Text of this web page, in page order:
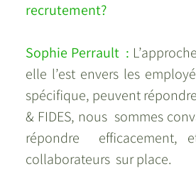
recrutement?
Sophie Perrault  :
elle l’est envers les
spécifique, peuvent
& FIDES, nous  sommes
répondre  efficacement,
collaborateurs  sur place.